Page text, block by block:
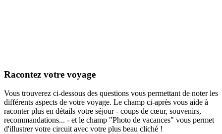
Racontez votre voyage
Vous trouverez ci-dessous des questions vous permettant de noter les
différents aspects de votre voyage. Le champ ci-après vous aide à
raconter plus en détails votre séjour - coups de cœur, souvenirs,
recommandations... - et le champ "Photo de vacances" vous permet
d'illustrer votre circuit avec votre plus beau cliché !